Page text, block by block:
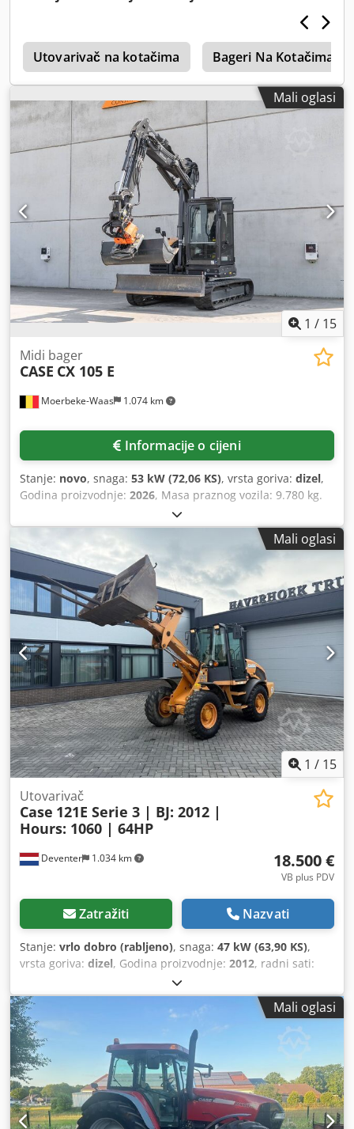
Utovarivač na kotačima Bageri Na Kotačima
Mali oglasi
1 / 15
Moerbeke-Waas 1.074 km
Midi bager
CASE CX 105 E
Informacije o cijeni
Stanje: novo, snaga: 53 kW (72,06 KS), vrsta goriva: dizel,
Godina proizvodnje: 2026, Masa praznog vozila: 9.780 kg.
Za dodatne informacije obratite se odjelu prodaje tvrtke
KEY-TEC. Dedpfx Anszrrw Aswswa
Mali oglasi
1 / 15
Deventer 1.034 km
Utovarivač
Case 121E Serie 3 | BJ: 2012 |
Hours: 1060 | 64HP
18.500 €
VB plus PDV
Zatražiti Nazvati
Stanje: vrlo dobro (rabljeno), snaga: 47 kW (63,90 KS),
vrsta goriva: dizel, Godina proizvodnje: 2012, radni sati:
Mali oglasi